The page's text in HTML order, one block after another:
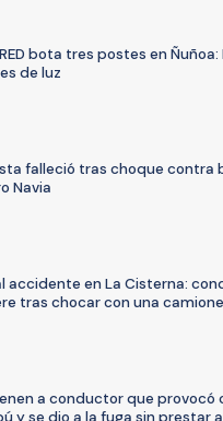
bota tres postes en
de luz
falleció tras choque contra
Navia
accidente en La Cisterna:
tras chocar con una
a conductor que provocó
y se dio a la fuga sin prestar